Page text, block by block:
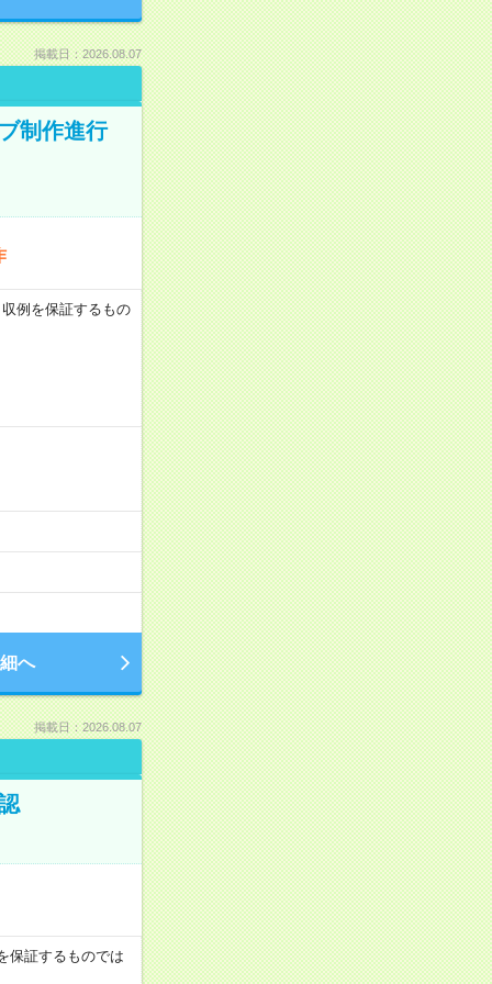
掲載日：2026.08.07
制作進行
例を保証するもの
へ
掲載日：2026.08.07
証するものでは